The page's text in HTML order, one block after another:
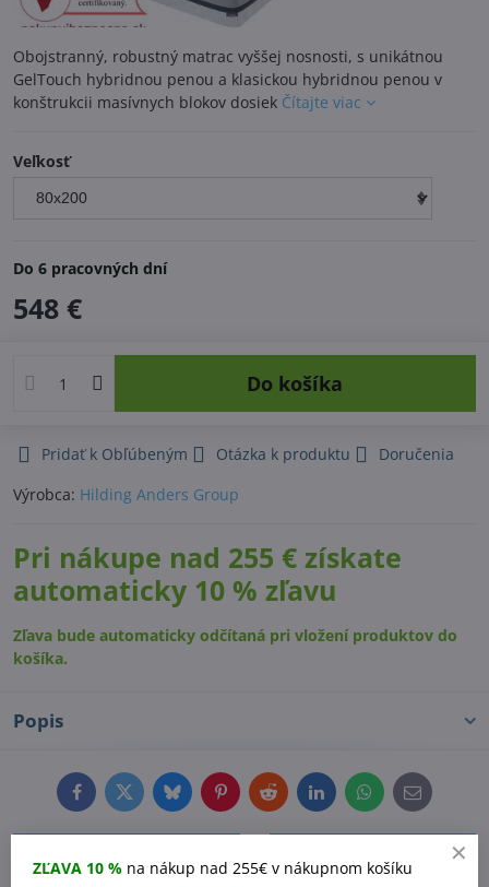
Obojstranný, robustný matrac vyššej nosnosti, s unikátnou
GelTouch hybridnou penou a klasickou hybridnou penou v
konštrukcii masívnych blokov dosiek Čítajte viac
Veľkosť
Do 6 pracovných dní
548 €
Do košíka
Pridať k Obľúbeným Otázka k produktu
Doručenia
Výrobca: Hilding Anders Group
Pri nákupe nad 255 € získate
automaticky 10 % zľavu
Zľava bude automaticky odčítaná pri vložení produktov do
košíka.
Popis
FacebookTwitterBlueskyPinterestRedditLinkedInWhatsApp
E-
mail
produkt
Nasledujúci produkt
ZĽAVA 10 % na nákup nad 255€ v nákupnom košíku